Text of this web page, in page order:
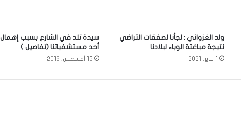
ولد الغزواني : لجأنا لصفقات التراضي
نتيجة مباغتة الوباء لبلادنا
1 يناير، 2021
سيدة تلد في الشارع بسبب إهمال
أحد مستشفياتنا (تفاصيل )
15 أغسطس، 2019